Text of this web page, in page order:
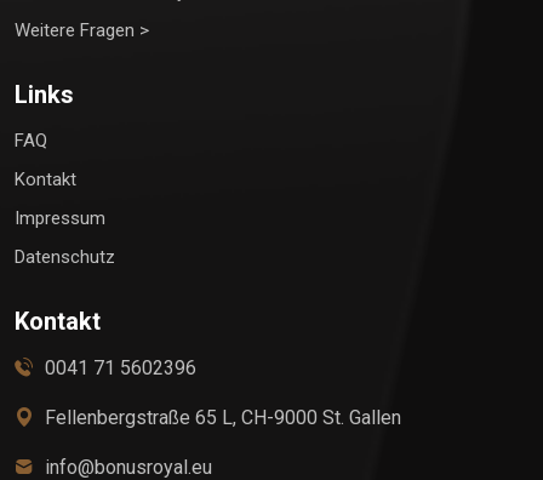
Weitere Fragen >
Links
FAQ
Kontakt
Impressum
Datenschutz
Kontakt
0041 71 5602396
Fellenbergstraße 65 L, CH-9000 St. Gallen
info@bonusroyal.eu